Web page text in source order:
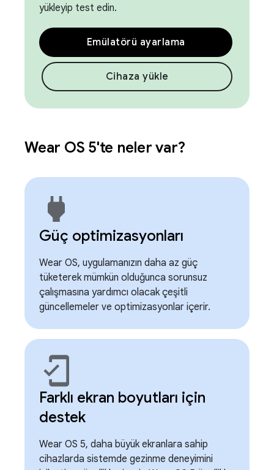
yükleyip test edin.
Emülatörü ayarlama
Cihaza yükle
Wear OS 5'te neler var?
power
Güç optimizasyonları
Wear OS, uygulamanızın daha az güç
tüketerek mümkün olduğunca sorunsuz
çalışmasına yardımcı olacak çeşitli
güncellemeler ve optimizasyonlar içerir.
mobile_friendly
Farklı ekran boyutları için
destek
Wear OS 5, daha büyük ekranlara sahip
cihazlarda sistemde gezinme deneyimini